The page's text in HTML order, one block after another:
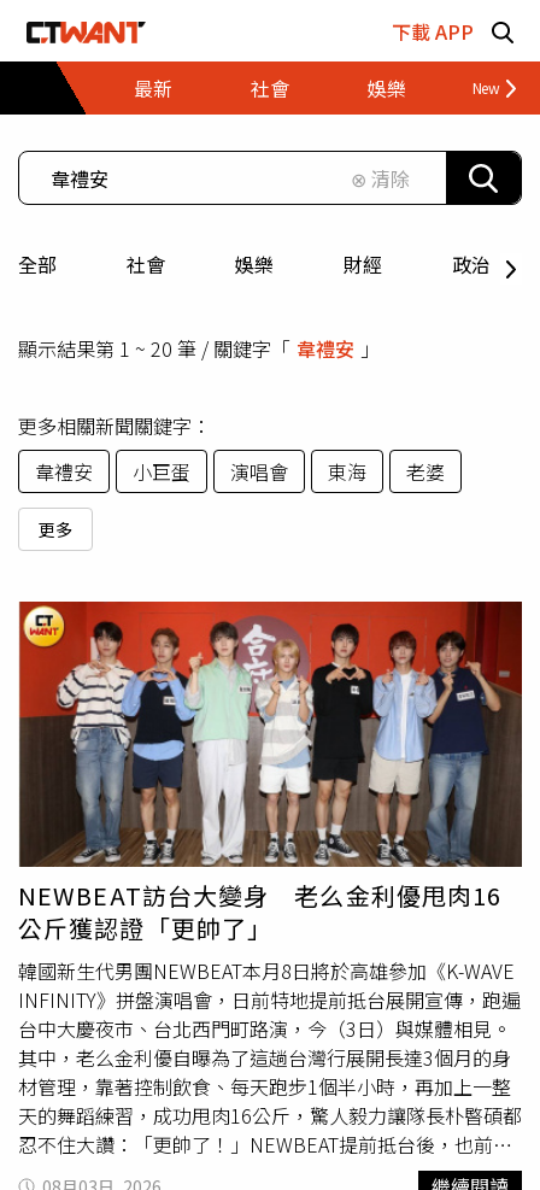
下載 APP
最新
社會 娛樂 財經
⊗ 清除
全部 社會 娛樂 財經 政治
顯示結果第 1 ~ 20 筆 / 關鍵字「 韋禮安 」
更多相關新聞關鍵字：
韋禮安
小巨蛋 演唱會 東海 老婆
更多
NEWBEAT訪台大變身 老么金利優甩肉16
公斤獲認證「更帥了」
韓國新生代男團NEWBEAT本月8日將於高雄參加《K-WAVE
INFINITY》拼盤演唱會，日前特地提前抵台展開宣傳，跑遍
台中大慶夜市、台北西門町路演，今（3日）與媒體相見。
其中，老么金利優自曝為了這趟台灣行展開長達3個月的身
材管理，靠著控制飲食、每天跑步1個半小時，再加上一整
天的舞蹈練習，成功甩肉16公斤，驚人毅力讓隊長朴暋碩都
忍不住大讚：「更帥了！」NEWBEAT提前抵台後，也前往
台中逛夜市。趙潤厚透露，人生第一杯奶茶就是在台中喝